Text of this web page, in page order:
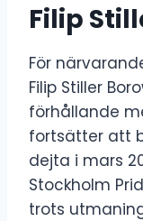
Filip
För
Filip Stiller
förhållande
fortsätter att
dejta i mars
Stockholm
trots